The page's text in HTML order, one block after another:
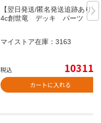
【翌日発送/匿名発送追跡あり】
4c創世竜 デッキ パーツ
マイストア在庫： 3163
税込 10311
カートに入れる